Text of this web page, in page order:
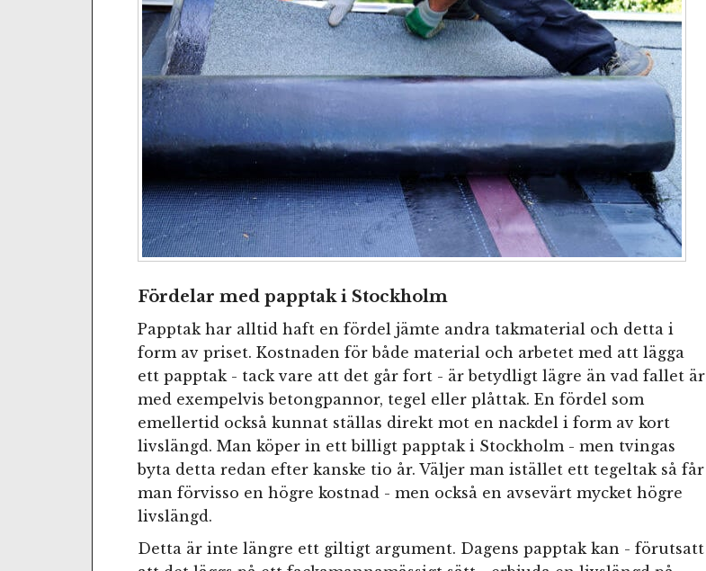
Fördelar med papptak i Stockholm
Papptak har alltid haft en fördel jämte andra takmaterial och detta i
form av priset. Kostnaden för både material och arbetet med att lägga
ett papptak - tack vare att det går fort - är betydligt lägre än vad fallet är
med exempelvis betongpannor, tegel eller plåttak. En fördel som
emellertid också kunnat ställas direkt mot en nackdel i form av kort
livslängd. Man köper in ett billigt papptak i Stockholm - men tvingas
byta detta redan efter kanske tio år. Väljer man istället ett tegeltak så får
man förvisso en högre kostnad - men också en avsevärt mycket högre
livslängd.
Detta är inte längre ett giltigt argument. Dagens papptak kan - förutsatt